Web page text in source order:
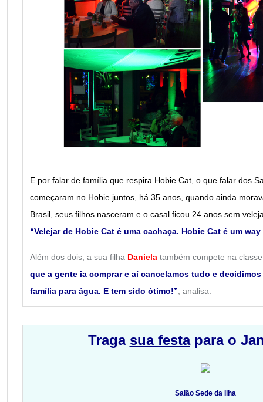
E por falar de família que respira Hobie Cat, o que falar dos
começaram no Hobie juntos, há 35 anos, quando ainda
Brasil, seus filhos nasceram e o casal ficou 24 anos sem
“Velejar de Hobie Cat é uma cachaça. Hobie Cat é um
Além dos dois, a sua filha Daniela também compete na
que a gente ia comprar e aí cancelamos tudo e
família para água. E tem sido ótimo!”, analisa.
Traga sua festapara o
Salão Sede da Ilha